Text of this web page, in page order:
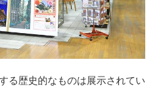
る歴史的なものは展示されてい